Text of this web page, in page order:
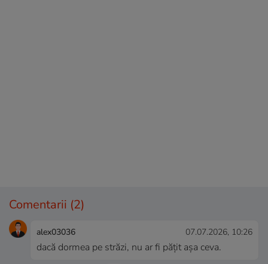
Comentarii (2)
alex03036 07.07.2026, 10:26
dacă dormea pe străzi, nu ar fi pățit așa ceva.